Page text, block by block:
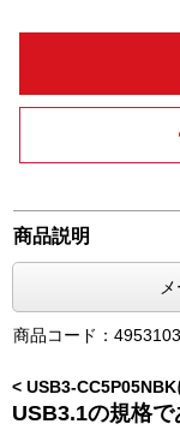
商品説明
商品コード：
< USB3-
USB3.1の規格